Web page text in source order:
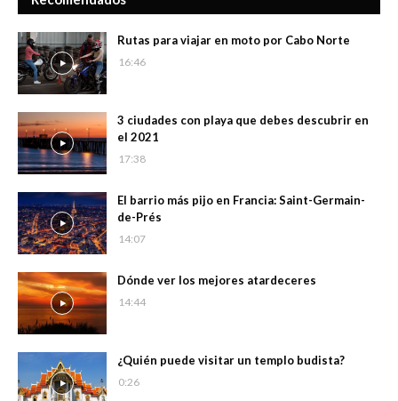
Rutas para viajar en moto por Cabo Norte
16:46
3 ciudades con playa que debes descubrir en
el 2021
17:38
El barrio más pijo en Francia: Saint-Germain-
de-Prés
14:07
Dónde ver los mejores atardeceres
14:44
¿Quién puede visitar un templo budista?
0:26